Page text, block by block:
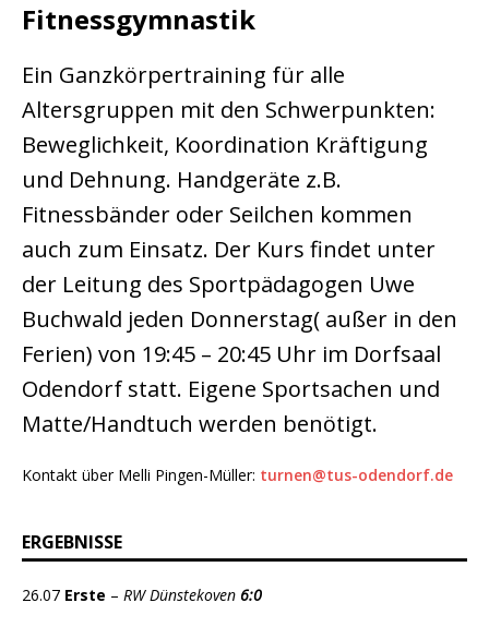
Fitnessgymnastik
Ein Ganzkörpertraining für alle
Altersgruppen mit den Schwerpunkten:
Beweglichkeit, Koordination Kräftigung
und Dehnung. Handgeräte z.B.
Fitnessbänder oder Seilchen kommen
auch zum Einsatz. Der Kurs findet unter
der Leitung des Sportpädagogen Uwe
Buchwald jeden Donnerstag( außer in den
Ferien) von 19:45 – 20:45 Uhr im Dorfsaal
Odendorf statt. Eigene Sportsachen und
Matte/Handtuch werden benötigt.
Kontakt über Melli Pingen-Müller: turnen@tus-odendorf.de
ERGEBNISSE
26.07 Erste – RW Dünstekoven 6:0